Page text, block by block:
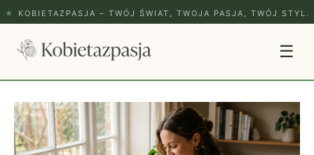
★ KOBIETAZPASJA – TWÓJ ŚWIAT, TWOJA PASJA, TWÓJ STYL.
☰